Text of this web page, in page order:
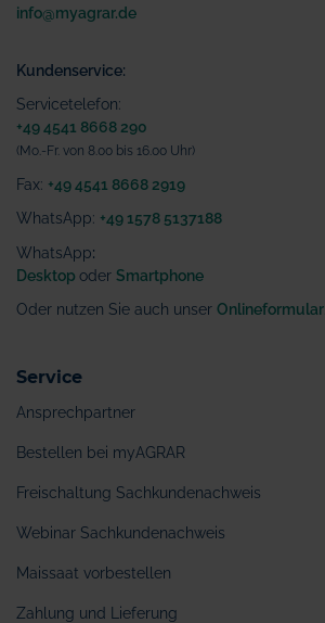
info@myagrar.de
Kundenservice:
Servicetelefon:
+49 4541 8668 290
(Mo.-Fr. von 8.00 bis 16.00 Uhr)
Fax: +49 4541 8668 2919
WhatsApp: +49 1578 5137188
WhatsApp:
Desktop oder Smartphone
Oder nutzen Sie auch unser Onlineformular
Service
Ansprechpartner
Bestellen bei myAGRAR
Freischaltung Sachkundenachweis
Webinar Sachkundenachweis
Maissaat vorbestellen
Zahlung und Lieferung